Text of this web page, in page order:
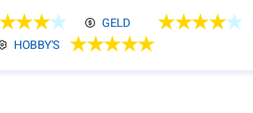
★ GELD ★★★★★
HOBBY'S ★★★★★